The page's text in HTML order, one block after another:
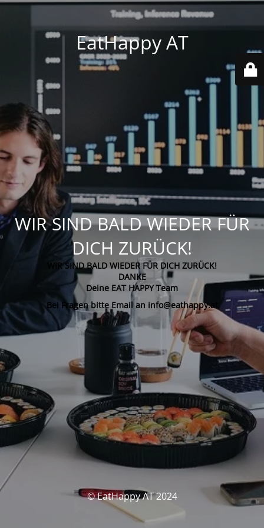
EatHappy AT
WIR SIND BALD WIEDER FÜR
DICH ZURÜCK!
WIR SIND BALD WIEDER FÜR DICH ZURÜCK!
DANKE
Deine EAT HAPPY Team
Bei Fragen bitte Email an info@eathappy.at
© EatHappy AT 2024